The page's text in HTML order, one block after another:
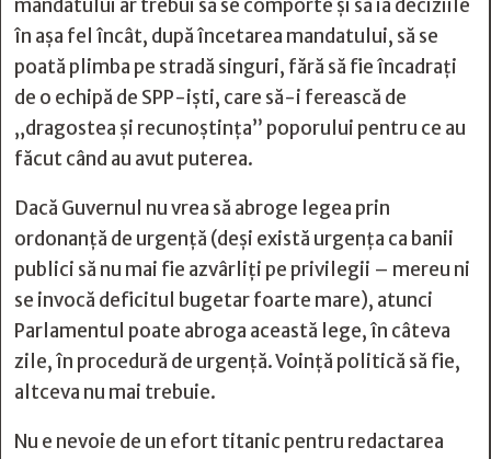
mandatului ar trebui să se comporte și să ia deciziile
în așa fel încât, după încetarea mandatului, să se
poată plimba pe stradă singuri, fără să fie încadrați
de o echipă de SPP-iști, care să-i ferească de
„dragostea și recunoștința” poporului pentru ce au
făcut când au avut puterea.
Dacă Guvernul nu vrea să abroge legea prin
ordonanță de urgență (deși există urgența ca banii
publici să nu mai fie azvârliți pe privilegii – mereu ni
se invocă deficitul bugetar foarte mare), atunci
Parlamentul poate abroga această lege, în câteva
zile, în procedură de urgență. Voință politică să fie,
altceva nu mai trebuie.
Nu e nevoie de un efort titanic pentru redactarea